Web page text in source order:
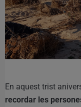
En aquest trist
recordar les